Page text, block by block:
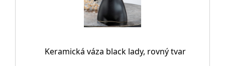
Keramická váza black lady, rovný tvar